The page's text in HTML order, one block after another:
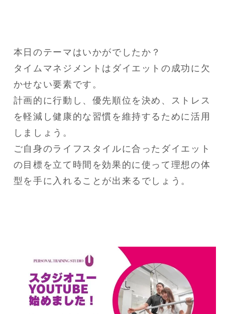
本日のテーマはいかがでしたか？
タイムマネジメントはダイエットの成功に欠
かせない要素です。
計画的に行動し、優先順位を決め、ストレス
を軽減し健康的な習慣を維持するために活用
しましょう。
ご自身のライフスタイルに合ったダイエット
の目標を立て時間を効果的に使って理想の体
型を手に入れることが出来るでしょう。